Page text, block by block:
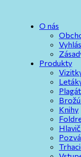
O nás
Produkty
Knihy